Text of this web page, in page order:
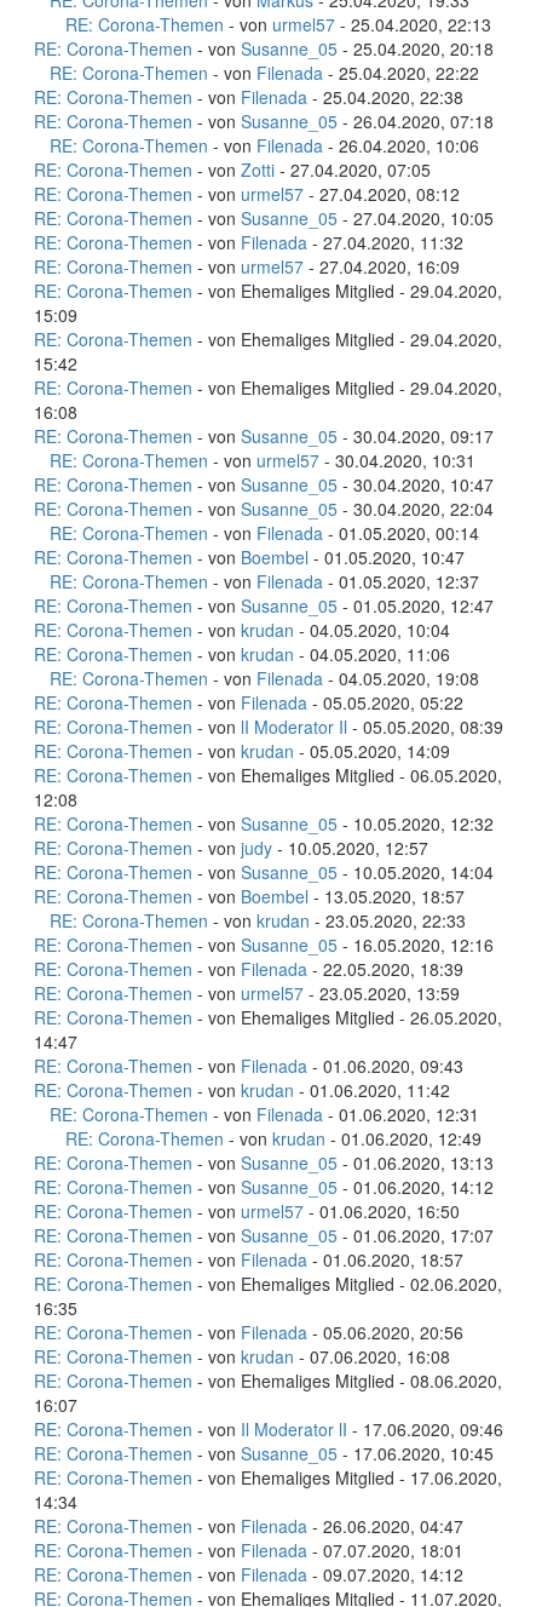
RE: Corona-Themen - von urmel57 - 25.04.2020, 22:13
RE: Corona-Themen - von Susanne_05 - 25.04.2020, 20:18
RE: Corona-Themen - von Filenada - 25.04.2020, 22:22
RE: Corona-Themen - von Filenada - 25.04.2020, 22:38
RE: Corona-Themen - von Susanne_05 - 26.04.2020, 07:18
RE: Corona-Themen - von Filenada - 26.04.2020, 10:06
RE: Corona-Themen - von Zotti - 27.04.2020, 07:05
RE: Corona-Themen - von urmel57 - 27.04.2020, 08:12
RE: Corona-Themen - von Susanne_05 - 27.04.2020, 10:05
RE: Corona-Themen - von Filenada - 27.04.2020, 11:32
RE: Corona-Themen - von urmel57 - 27.04.2020, 16:09
RE: Corona-Themen - von Ehemaliges Mitglied - 29.04.2020,
15:09
RE: Corona-Themen - von Ehemaliges Mitglied - 29.04.2020,
15:42
RE: Corona-Themen - von Ehemaliges Mitglied - 29.04.2020,
16:08
RE: Corona-Themen - von Susanne_05 - 30.04.2020, 09:17
RE: Corona-Themen - von urmel57 - 30.04.2020, 10:31
RE: Corona-Themen - von Susanne_05 - 30.04.2020, 10:47
RE: Corona-Themen - von Susanne_05 - 30.04.2020, 22:04
RE: Corona-Themen - von Filenada - 01.05.2020, 00:14
RE: Corona-Themen - von Boembel - 01.05.2020, 10:47
RE: Corona-Themen - von Filenada - 01.05.2020, 12:37
RE: Corona-Themen - von Susanne_05 - 01.05.2020, 12:47
RE: Corona-Themen - von krudan - 04.05.2020, 10:04
RE: Corona-Themen - von krudan - 04.05.2020, 11:06
RE: Corona-Themen - von Filenada - 04.05.2020, 19:08
RE: Corona-Themen - von Filenada - 05.05.2020, 05:22
RE: Corona-Themen - von lI Moderator Il - 05.05.2020, 08:39
RE: Corona-Themen - von krudan - 05.05.2020, 14:09
RE: Corona-Themen - von Ehemaliges Mitglied - 06.05.2020,
12:08
RE: Corona-Themen - von Susanne_05 - 10.05.2020, 12:32
RE: Corona-Themen - von judy - 10.05.2020, 12:57
RE: Corona-Themen - von Susanne_05 - 10.05.2020, 14:04
RE: Corona-Themen - von Boembel - 13.05.2020, 18:57
RE: Corona-Themen - von krudan - 23.05.2020, 22:33
RE: Corona-Themen - von Susanne_05 - 16.05.2020, 12:16
RE: Corona-Themen - von Filenada - 22.05.2020, 18:39
RE: Corona-Themen - von urmel57 - 23.05.2020, 13:59
RE: Corona-Themen - von Ehemaliges Mitglied - 26.05.2020,
14:47
RE: Corona-Themen - von Filenada - 01.06.2020, 09:43
RE: Corona-Themen - von krudan - 01.06.2020, 11:42
RE: Corona-Themen - von Filenada - 01.06.2020, 12:31
RE: Corona-Themen - von krudan - 01.06.2020, 12:49
RE: Corona-Themen - von Susanne_05 - 01.06.2020, 13:13
RE: Corona-Themen - von Susanne_05 - 01.06.2020, 14:12
RE: Corona-Themen - von urmel57 - 01.06.2020, 16:50
RE: Corona-Themen - von Susanne_05 - 01.06.2020, 17:07
RE: Corona-Themen - von Filenada - 01.06.2020, 18:57
RE: Corona-Themen - von Ehemaliges Mitglied - 02.06.2020,
16:35
RE: Corona-Themen - von Filenada - 05.06.2020, 20:56
RE: Corona-Themen - von krudan - 07.06.2020, 16:08
RE: Corona-Themen - von Ehemaliges Mitglied - 08.06.2020,
16:07
RE: Corona-Themen - von Il Moderator lI - 17.06.2020, 09:46
RE: Corona-Themen - von Susanne_05 - 17.06.2020, 10:45
RE: Corona-Themen - von Ehemaliges Mitglied - 17.06.2020,
14:34
RE: Corona-Themen - von Filenada - 26.06.2020, 04:47
RE: Corona-Themen - von Filenada - 07.07.2020, 18:01
RE: Corona-Themen - von Filenada - 09.07.2020, 14:12
RE: Corona-Themen - von Ehemaliges Mitglied - 11.07.2020,